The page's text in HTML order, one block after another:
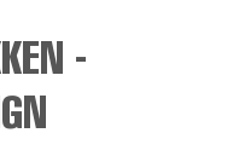
-